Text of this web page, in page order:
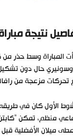
نتيجة
المباراة وسط حذر
حال دون
تحركات مزعجة من
الأول كان في طريقه
منظم، تمكن
ميلان الأفضلية